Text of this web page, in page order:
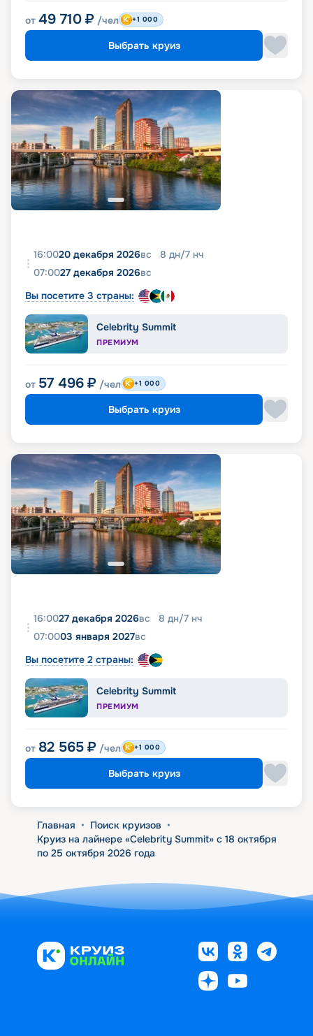
от 49 710 ₽ /чел +1 000
Выбрать круиз
16:0020 декабря 2026вс 8 дн/7 нч
07:0027 декабря 2026вс
Вы посетите 3 страны:
Celebrity Summit
ПРЕМИУМ
от 57 496 ₽ /чел +1 000
Выбрать круиз
16:0027 декабря 2026вс 8 дн/7 нч
07:0003 января 2027вс
Вы посетите 2 страны:
Celebrity Summit
ПРЕМИУМ
от 82 565 ₽ /чел +1 000
Выбрать круиз
Главная • Поиск круизов •
Круиз на лайнере «Celebrity Summit» с 18 октября
по 25 октября 2026 года